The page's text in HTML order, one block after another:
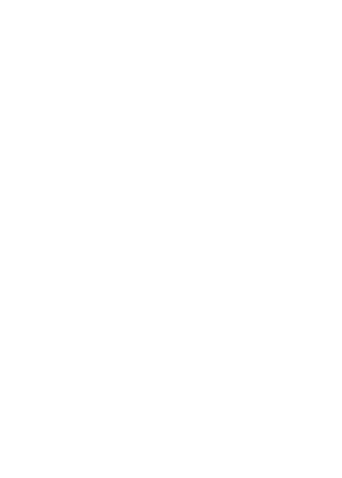
کراتین ابتدا در کبد، لوزالمعده و
عضلات منتقل می‌شود. عضلات از کراتین
استفاده می‌کنند و در طی این مصرف
تبدیل می‌شود. این ماده به‌عنوان یک
عضلانی وارد خون شده و تنها راه دفع
کلیه‌ها وظیفه اصلی دفع کراتینین را بر
کلیه میلیون‌ها واحد ریز به نام نفرون
رگ‌های خونی ریزی به نام گلومرول، مواد
خون جدا می‌کنند. کراتینین پس‌از این